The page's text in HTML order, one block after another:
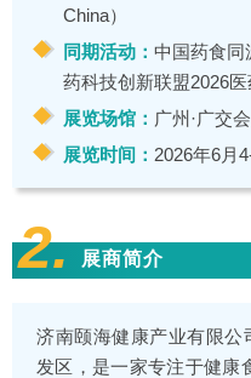
China）
同期活动：中国药食同
药科技创新联盟2026
展览场馆： 广州·广交
展览时间： 2026年6月
2. 展商简介
济南颐海健康产业有限
发区，是一家专注于健康